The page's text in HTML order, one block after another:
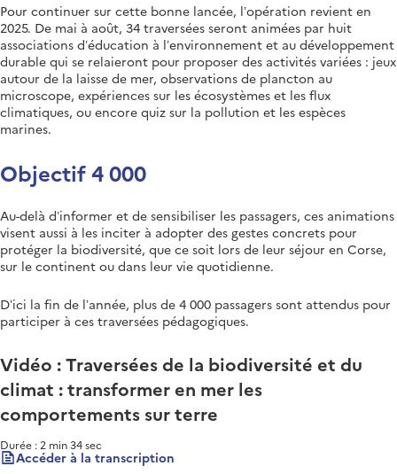
Pour continuer sur cette bonne lancée, l’opération revient en
2025. De mai à août, 34 traversées seront animées par huit
associations d’éducation à l’environnement et au développement
durable qui se relaieront pour proposer des activités variées : jeux
autour de la laisse de mer, observations de plancton au
microscope, expériences sur les écosystèmes et les flux
climatiques, ou encore quiz sur la pollution et les espèces
marines.
Objectif 4 000
Au-delà d’informer et de sensibiliser les passagers, ces animations
visent aussi à les inciter à adopter des gestes concrets pour
protéger la biodiversité, que ce soit lors de leur séjour en Corse,
sur le continent ou dans leur vie quotidienne.
D’ici la fin de l’année, plus de 4 000 passagers sont attendus pour
participer à ces traversées pédagogiques.
Vidéo : Traversées de la biodiversité et du
climat : transformer en mer les
comportements sur terre
Durée : 2 min 34 sec
Accéder à la transcription
Vidéo YouTube [Vidéo - Traversées de la biodiversité et du